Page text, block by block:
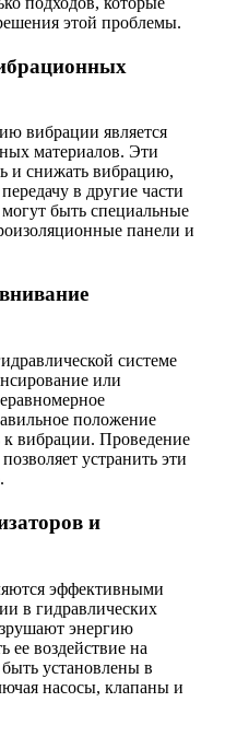
этой проблемы.
вибрации является
материалов. Эти
и снижать вибрацию,
в другие части
быть специальные
панели и
системе
или
положение
вибрации. Проведение
устранить эти
и
эффективными
в гидравлических
энергию
ее воздействие на
установлены в
насосы, клапаны и